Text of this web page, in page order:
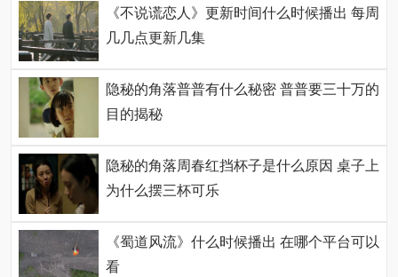
《不说谎恋人》更新时间什么时候播出 每周
几几点更新几集
隐秘的角落普普有什么秘密 普普要三十万的
目的揭秘
隐秘的角落周春红挡杯子是什么原因 桌子上
为什么摆三杯可乐
《蜀道风流》什么时候播出 在哪个平台可以
看